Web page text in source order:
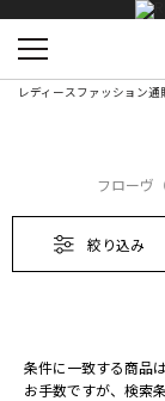
レディースファッション通
フローヴ
絞り込み
条件に一致する商品
お手数ですが、検索